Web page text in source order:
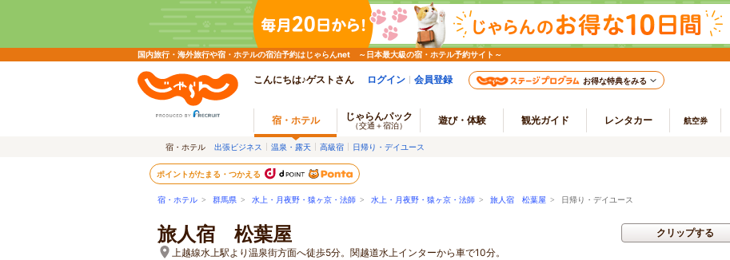
国内旅行・海外旅行や宿・ホテルの宿泊予約はじゃらんnet ～日本最大級の宿・ホテル予約サイト～
こんにちは♪ゲストさん ログイン 会員登録 お得な特典をみる
宿・ホテル じゃらんパック
（交通＋宿泊） 遊び・体験 観光ガイド レンタカー 航空券
宿・ホテル 出張ビジネス 温泉・露天 高級宿 日帰り・デイユース
ポイントがたまる・つかえる
宿・ホテル > 群馬県 > 水上・月夜野・猿ヶ京・法師 > 水上・月夜野・猿ヶ京・法師 > 旅人宿 松葉屋 > 日帰り・デイユース
旅人宿 松葉屋
上越線水上駅より温泉街方面へ徒歩5分。関越道水上インターから車で10分。
クリップする